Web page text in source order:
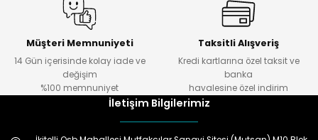
Müşteri Memnuniyeti
14 Gün içerisinde kolay iade ve
değişim
%100 memnuniyet
Taksitli Alışveriş
Kredi kartlarına özel taksit ve
banka
havalesine özel indirim
İletişim Bilgilerimiz